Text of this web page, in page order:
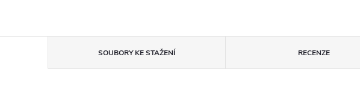
SOUBORY KE STAŽENÍ RECENZE